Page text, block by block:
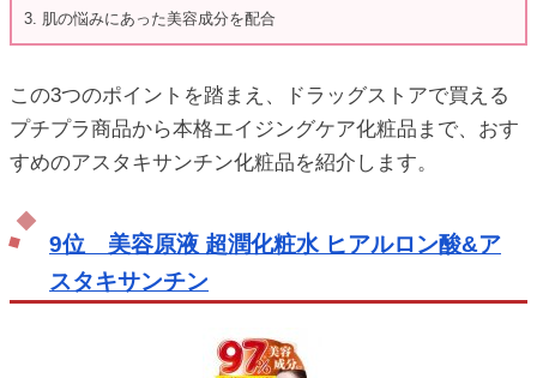
3. 肌の悩みにあった美容成分を配合
この3つのポイントを踏まえ、ドラッグストアで買える
プチプラ商品から本格エイジングケア化粧品まで、おす
すめのアスタキサンチン化粧品を紹介します。
9位 美容原液 超潤化粧水 ヒアルロン酸&ア
スタキサンチン